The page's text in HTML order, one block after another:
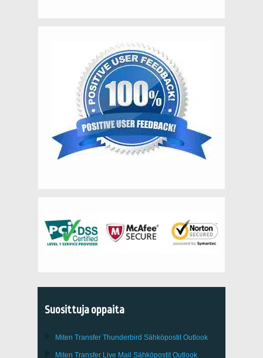
Suosittuja oppaita
Miten Transfer Thunderbird Sähköpostit Outlook
Miten Transfer Live Mail Sähköpostit Outlook